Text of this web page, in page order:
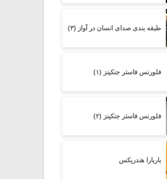
طبقه بندی صدای انسان در آواز (۳)
فلورنس فاستر جنکینز (۱)
فلورنس فاستر جنکینز (۲)
باربارا هندریکس